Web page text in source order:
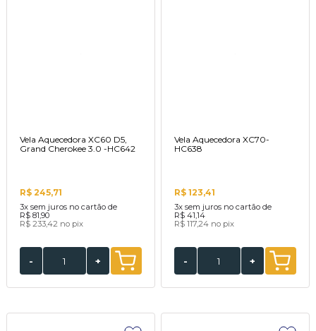
Vela Aquecedora XC60 D5,
Grand Cherokee 3.0 -HC642
R$ 245,71
3x sem juros no cartão de
R$ 81,90
R$ 233,42 no pix
- +
Vela Aquecedora XC70-
HC638
R$ 123,41
3x sem juros no cartão de
R$ 41,14
R$ 117,24 no pix
- +